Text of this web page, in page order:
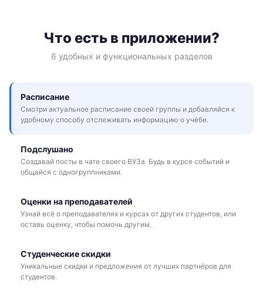
Что есть в приложении?
6 удобных и функциональных разделов
Расписание
Смотри актуальное расписание своей группы и добавляйся к
удобному способу отслеживать информацию о учёбе.
Подслушано
Создавай посты в чате своего ВУЗа. Будь в курсе событий и
общайся с одногруппниками.
Оценки на преподавателей
Узнай всё о преподавателях и курсах от других студентов, или
оставь оценку, чтобы помочь другим.
Студенческие скидки
Уникальные скидки и предложения от лучших партнёров для
студентов.